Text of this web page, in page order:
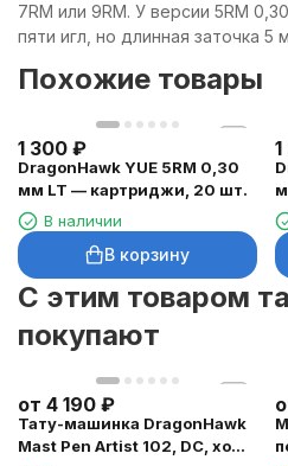
7RM или 9RM. У версии 5RM
пяти игл, но длинная заточка 5
Похожие товары
1 300 ₽
DragonHawk YUE 5RM 0,30
мм LT — картриджи, 20 шт.
В наличии
В корзину
C этим товаром
покупают
от 4 190 ₽
Тату-машинка DragonHawk
Mast Pen Artist 102, DC, ход